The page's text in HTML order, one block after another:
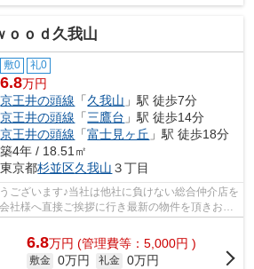
ｏｏｄ久我山
敷0 礼0
6.8万円
京王井の頭線 「久我山 」駅 徒歩7分
京王井の頭線 「三鷹台 」駅 徒歩14分
京王井の頭線 「富士見ヶ丘 」駅 徒歩18分
築4年 / 18.51㎡
東京都杉並区久我山 ３丁目
ございます♪当社は他社に負けない総合仲介店を
社様へ直接ご挨拶に行き最新の物件を頂きお客
の情報は...
6.8万円 (管理費等：5,000円 )
敷金 0万円 礼金 0万円